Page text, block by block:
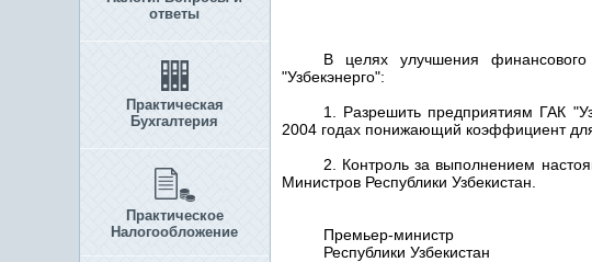
ответы
Практическая
Бухгалтерия
Практическое
Налогообложение
В целях улучшения
"Узбекэнерго":
1. Разрешить предприятиям ГАК
2004 годах понижающий коэффициент
2. Контроль за выполнением
Министров Республики Узбекистан.
Премьер-министр
Республики